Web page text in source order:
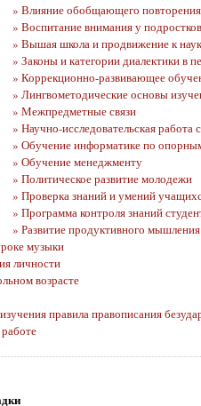
» Влияние обобщающего
» Воспитание внимания у
» Вышая школа и продвижение к
» Законы и категории диалектики в
» Коррекционно-развивающее
» Лингвометодические основы
» Межпредметные связи
» Научно-исследовательская работа
» Обучение информатике по
» Обучение менеджменту
» Политическое развитие молодежи
» Проверка знаний и умений
» Программа контроля знаний
» Развитие продуктивного
музыки
личности
возрасте
правила правописания